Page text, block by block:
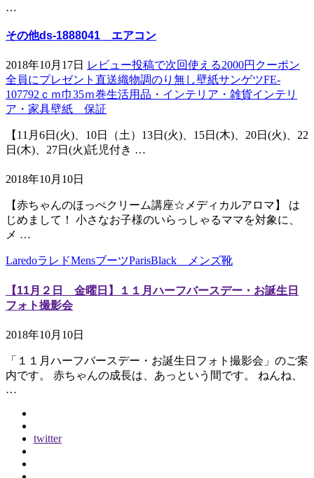
…
その他ds-1888041 エアコン
2018年10月17日 レビュー投稿で次回使える2000円クーポン
全員にプレゼント直送織物調のり無し壁紙サンゲツFE-
107792ｃｍ巾35ｍ巻生活用品・インテリア・雑貨インテリ
ア・家具壁紙 保証
【11月6日(火)、10日（土）13日(火)、15日(木)、20日(火)、22
日(木)、27日(火)託児付き …
2018年10月10日
【赤ちゃんのほっぺクリーム講座☆メディカルアロマ】 は
じめまして！ 小さなお子様のいらっしゃるママを対象に、
メ …
LaredoラレドMensブーツParisBlack メンズ靴
【11月２日 金曜日】１１月ハーフバースデー・お誕生日
フォト撮影会
2018年10月10日
「１１月ハーフバースデー・お誕生日フォト撮影会」のご案
内です。 赤ちゃんの成長は、あっという間です。 ねんね、
…
twitter